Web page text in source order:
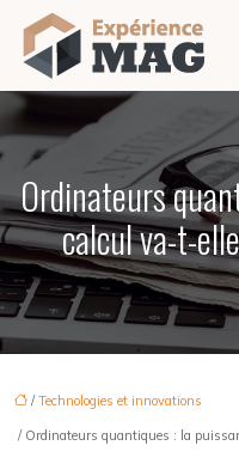
Ordinateurs
calcul va-t-
/Technologies et innovations
/ Ordinateurs quantiques : la